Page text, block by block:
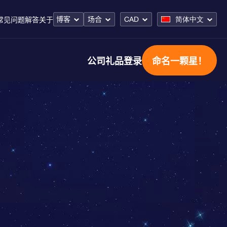
见问题解答关于 博客 场合 CAD 简体中文
公司礼品登录 命名一颗星！